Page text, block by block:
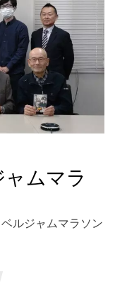
ャムマラ
ルジャムマラソン